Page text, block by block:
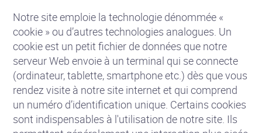
Notre site emploie la technologie dénommée «
cookie » ou d’autres technologies analogues. Un
cookie est un petit fichier de données que notre
serveur Web envoie à un terminal qui se connecte
(ordinateur, tablette, smartphone etc.) dès que vous
rendez visite à notre site internet et qui comprend
un numéro d’identification unique. Certains cookies
sont indispensables à l'utilisation de notre site. Ils